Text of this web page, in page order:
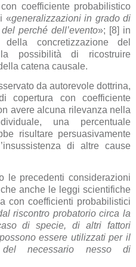
coefficiente probabilistico
«generalizzazioni in grado di
perché dell’evento»; [8] in
della concretizzazione del
possibilità di ricostruire
catena causale.
da autorevole dottrina,
copertura con coefficiente
avere alcuna rilevanza nella
una percentuale
risultare persuasivamente
di altre cause
le precedenti considerazioni
anche le leggi scientifiche
con coefficienti probabilistici
riscontro probatorio circa la
di specie, di altri fattori
essere utilizzati per il
del necessario nesso di